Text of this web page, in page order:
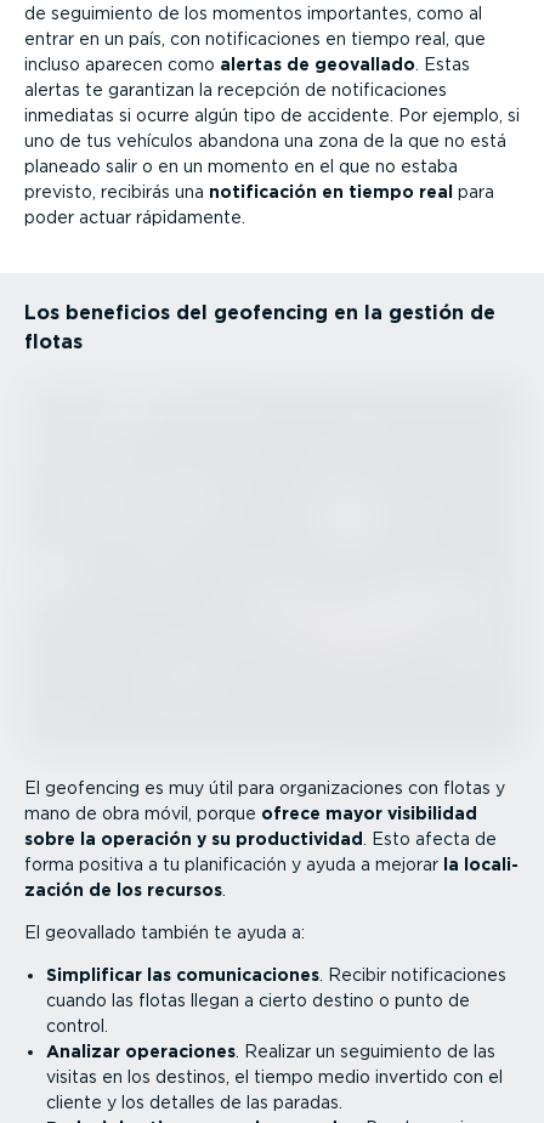
de seguimiento de los momentos importantes, como al
entrar en un país, con notifi­ca­ciones en tiempo real, que
incluso aparecen como alertas de geovallado . Estas
alertas te garantizan la recepción de notifi­ca­ciones
inmediatas si ocurre algún tipo de accidente. Por ejemplo, si
uno de tus vehículos abandona una zona de la que no está
planeado salir o en un momento en el que no estaba
previsto, recibirás una notifi­cación en tiempo real para
poder actuar rápidamente.
Los beneficios del geofencing en la gestión de
flotas
El geofencing es muy útil para organi­za­ciones con flotas y
mano de obra móvil, porque ofrece mayor visibilidad
sobre la operación y su produc­ti­vidad
. Esto afecta de
forma positiva a tu plani­fi­cación y ayuda a mejorar la locali­
zación de los recursos
El geovallado también te ayuda a:
Simplificar las comuni­ca­ciones. Recibir notifi­ca­ciones
cuando las flotas llegan a cierto destino o punto de
control.
Analizar operaciones. Realizar un seguimiento de las
visitas en los destinos, el tiempo medio invertido con el
cliente y los detalles de las paradas.